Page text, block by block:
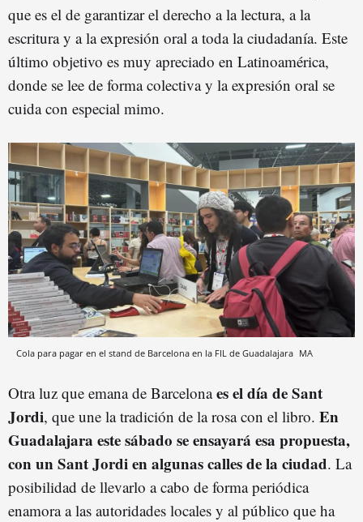
que es el de garantizar el derecho a la lectura, a la
escritura y a la expresión oral a toda la ciudadanía. Este
último objetivo es muy apreciado en Latinoamérica,
donde se lee de forma colectiva y la expresión oral se
cuida con especial mimo.
Cola para pagar en el stand de Barcelona en la FIL de Guadalajara MA
Otra luz que emana de Barcelonaes el día de Sant
Jordi, que une la tradición de la rosa con el libro. En
Guadalajara este sábado se ensayará esa propuesta,
con un Sant Jordi en algunas calles de la ciudad. La
posibilidad de llevarlo a cabo de forma periódica
enamora a las autoridades locales y al público que ha